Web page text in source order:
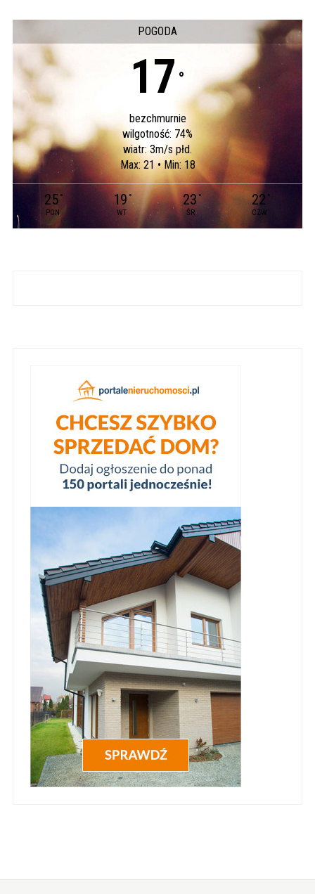
POGODA
17 °
bezchmurnie
wilgotność: 74%
wiatr: 3m/s płd.
Max: 21 • Min: 18
25 °
PON
19°
WT
23 °
ŚR
22 °
CZW